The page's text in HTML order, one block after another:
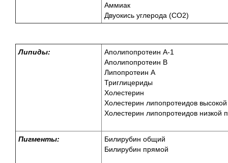
Аммиак
Двуокись углерода (СО2)
Липиды:
Аполипопротеин А-1
Аполипопротеин В
Липопротеин А
Триглицериды
Холестерин
Холестерин липопротеидов
Холестерин липопротеидов низкой
Пигменты:
Билирубин общий
Билирубин прямой